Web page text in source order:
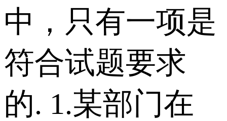
中，只有一项是
符合试题要求
的. 1.某部门在